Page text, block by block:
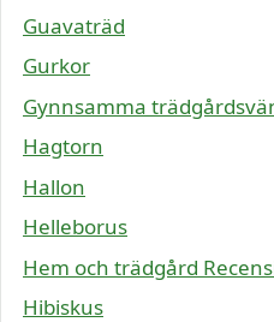
Guavaträd
Gurkor
Gynnsamma
Hagtorn
Hallon
Helleborus
Hem och trädgård
Hibiskus